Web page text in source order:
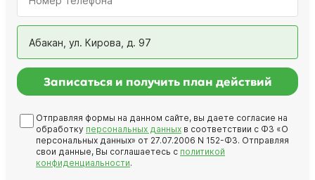
Абакан, ул. Кирова, д. 97
Записаться и получить план действий
Отправляя формы на данном сайте, вы даете согласие на
обработку персональных данных в соответствии с ФЗ «О
персональных данных» от 27.07.2006 N 152-ФЗ. Отправляя
свои данные, Вы соглашаетесь с политикой
конфиденциальности.